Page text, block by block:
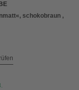
schokobraun ,